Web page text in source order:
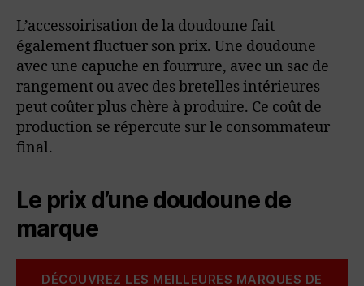
L’accessoirisation de la doudoune fait
également fluctuer son prix. Une doudoune
avec une capuche en fourrure, avec un sac de
rangement ou avec des bretelles intérieures
peut coûter plus chère à produire. Ce coût de
production se répercute sur le consommateur
final.
Le prix d’une doudoune de
marque
DÉCOUVREZ LES MEILLEURES MARQUES DE